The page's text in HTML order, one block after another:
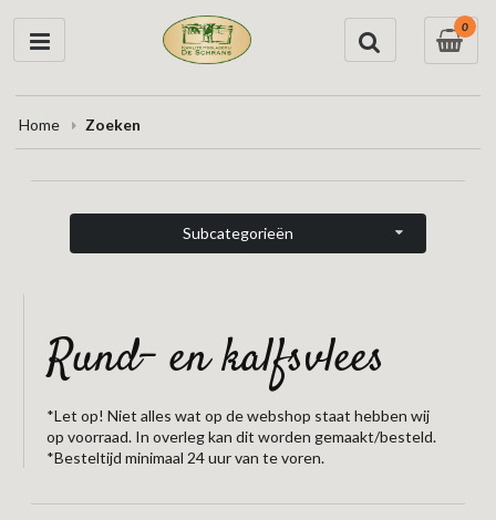
0
Home Zoeken
Subcategorieën
rund- en kalfsvlees
*Let op! Niet alles wat op de webshop staat hebben wij
op voorraad. In overleg kan dit worden gemaakt/besteld.
*Besteltijd minimaal 24 uur van te voren.